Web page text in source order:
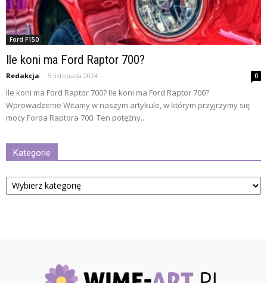
Ford F150
Ile koni ma Ford Raptor 700?
Redakcja - 5 listopada 2024 0
Ile koni ma Ford Raptor 700? Ile koni ma Ford Raptor 700?
Wprowadzenie Witamy w naszym artykule, w którym przyjrzymy się
mocy Forda Raptora 700. Ten potężny...
Kategorie
Kategorie